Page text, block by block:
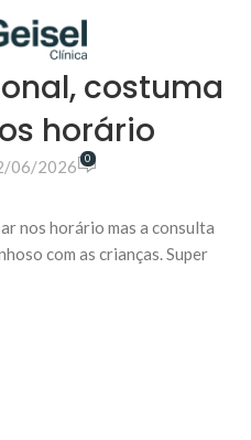
costuma
horário
06/2026 0
nos horário mas a consulta
com as crianças. Super